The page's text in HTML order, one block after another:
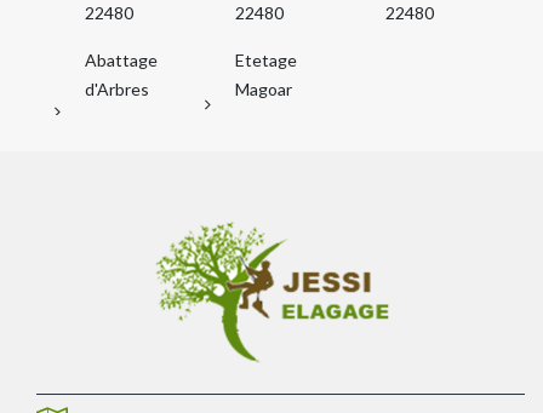
22480
Abattage
d'Arbres
22480
Etetage
Magoar
22480